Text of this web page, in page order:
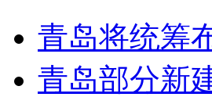
青岛将统筹
青岛部分新